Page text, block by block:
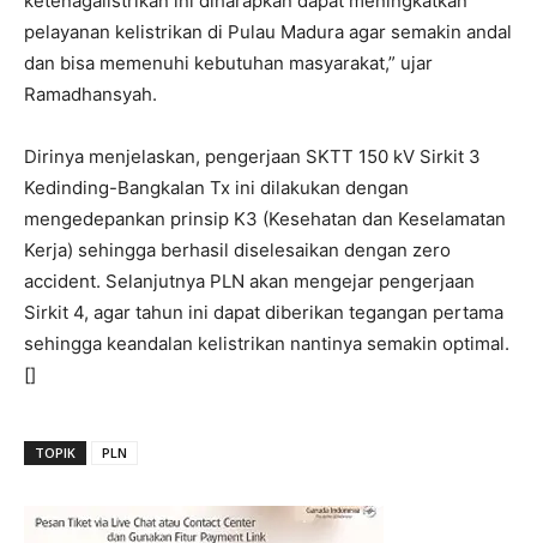
pelayanan kelistrikan di Pulau Madura agar semakin andal
dan bisa memenuhi kebutuhan masyarakat,” ujar
Ramadhansyah.
Dirinya menjelaskan, pengerjaan SKTT 150 kV Sirkit 3
Kedinding-Bangkalan Tx ini dilakukan dengan
mengedepankan prinsip K3 (Kesehatan dan Keselamatan
Kerja) sehingga berhasil diselesaikan dengan zero
accident. Selanjutnya PLN akan mengejar pengerjaan
Sirkit 4, agar tahun ini dapat diberikan tegangan pertama
sehingga keandalan kelistrikan nantinya semakin optimal.
[]
TOPIK PLN